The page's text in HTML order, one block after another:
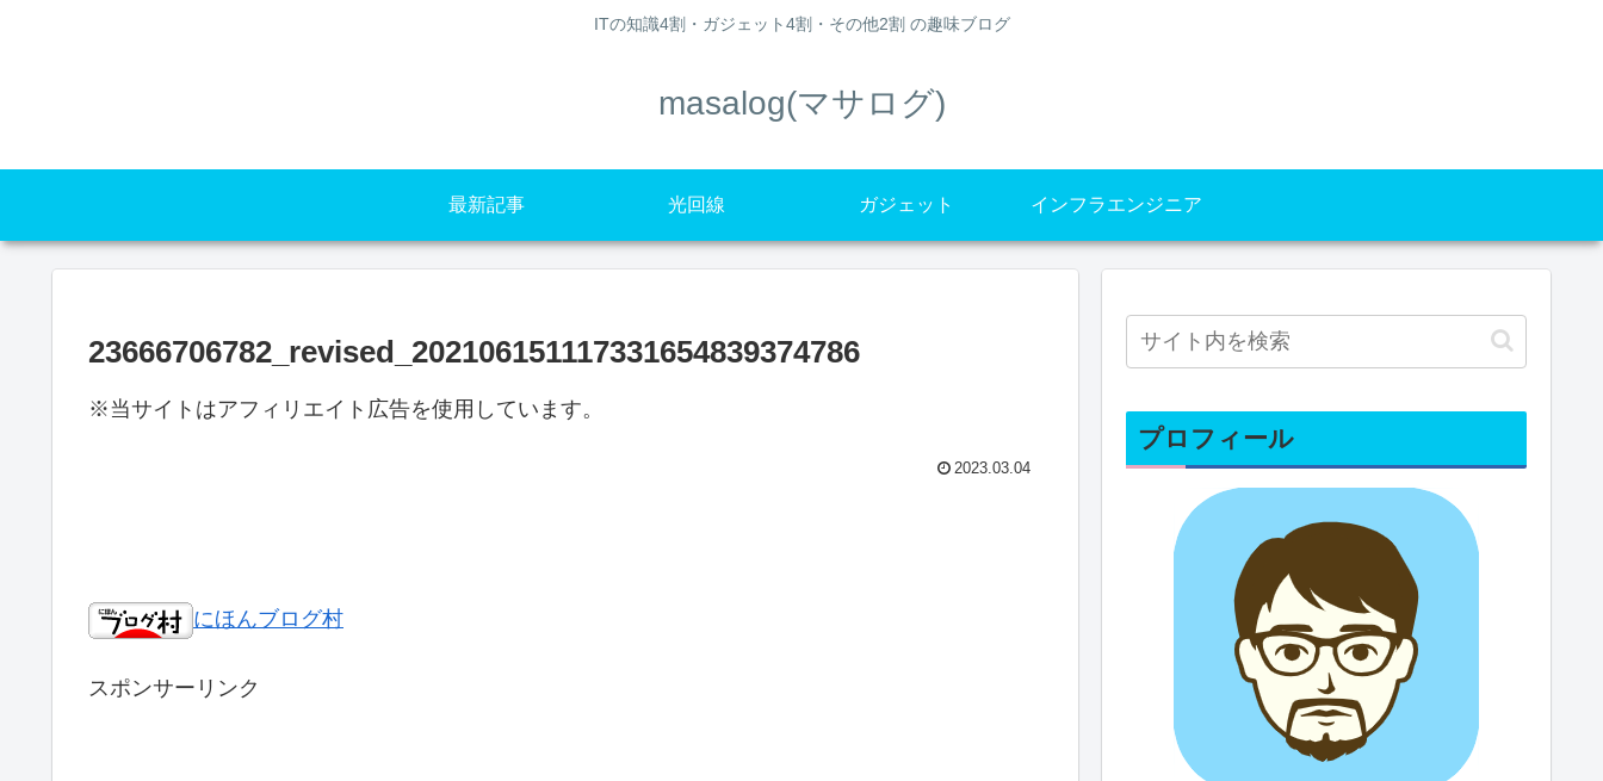
ITの知識4割・ガジェット4割・その他2割 の趣味ブログ
masalog(マサログ)
最新記事 光回線 ガジェット インフラエンジニア
23666706782_revised_202106151117331654839374786
※当サイトはアフィリエイト広告を使用しています。
2023.03.04
にほんブログ村
スポンサーリンク
プロフィール